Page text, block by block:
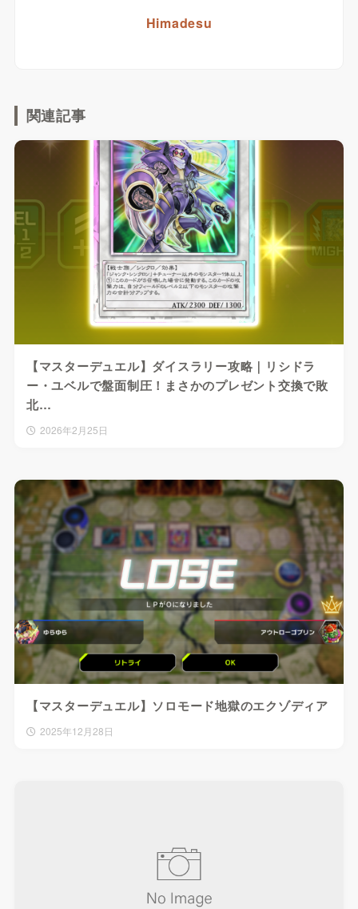
Himadesu
関連記事
【マスターデュエル】ダイスラリー攻略｜リシドラ
ー・ユベルで盤面制圧！まさかのプレゼント交換で敗
北…
2026年2月25日
【マスターデュエル】ソロモード地獄のエクゾディア
2025年12月28日